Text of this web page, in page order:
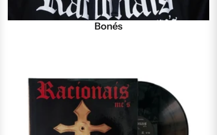
Bonés